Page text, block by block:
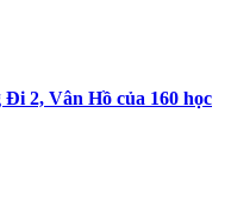
2, Vân Hồ của 160 học